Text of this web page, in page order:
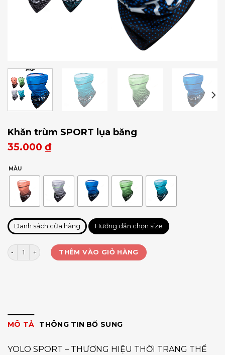
Khăn trùm SPORT lụa băng
35.000 ₫
MÀU
Danh sách cửa hàng Hướng dẫn chọn size
Khăn trùm SPORT lụa băng số lượng
THÊM VÀO GIỎ HÀNG
MÔ TẢ THÔNG TIN BỔ SUNG
YOLO SPORT – THƯƠNG HIỆU THỜI TRANG THỂ